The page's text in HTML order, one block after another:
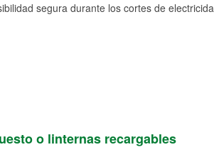
segura durante los cortes de
o linternas recargables